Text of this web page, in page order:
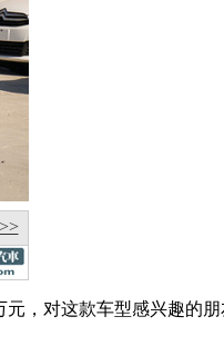
元，对这款车型感兴趣的